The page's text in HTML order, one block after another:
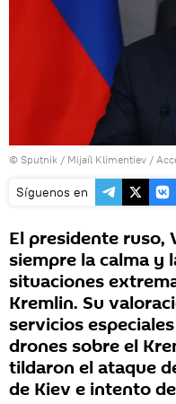
© Sputnik / Mijaíl Klimentiev /
Síguenos en
El presidente ruso,
siempre la calma y
situaciones
Kremlin. Su
servicios
drones sobre el
tildaron el ataque
de Kiev e intento